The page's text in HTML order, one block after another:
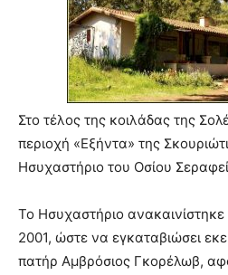
Στο τέλος της κοιλάδας της
περιοχή «Εξήντα» της
Ησυχαστήριο του Οσίου
Το Ησυχαστήριο
2001, ώστε να εγκαταβιώσει
πατήρ Αμβρόσιος Γκορέλωβ,